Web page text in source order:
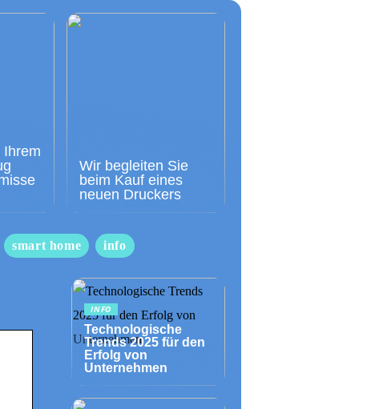
Ihrem
Wir begleiten Sie
beim Kauf eines
neuen Druckers
smart home info
INFO
Technologische
Trends 2025 für den
Erfolg von
Unternehmen